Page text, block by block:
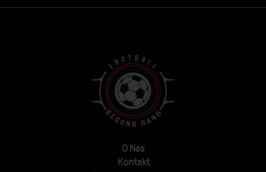
O Nas
Kontakt